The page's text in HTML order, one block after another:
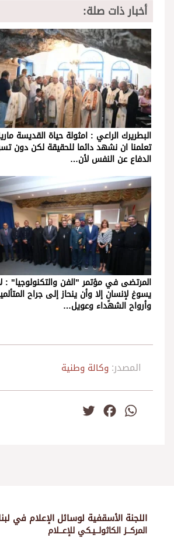
أخبار ذات صلة:
البطريرك الراعي : امثولة حياة القديسة
تعلمنا ان نشهد دائما للحقيقة لكن دون
الدفاع عن النفس لأن…
المرتضى في مؤتمر "الفن والتكنولوجيا" :
يسوغ لإنسانٍ إلا وأن ينحاز إلى جراح
وأرواح الشهداء وعويل…
المصدر: وكالة وطنية
WhatsApp
Facebook
اللجنة الأسقفية لوسائل الإعلام في
المركـــز الكاثولـــيـكي للإعـــلام